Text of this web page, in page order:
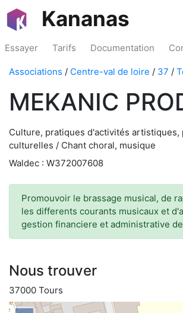
Kananas
Essayer Tarifs Documentation
Associations / Centre-val de loire / 37 /
MEKANIC
Culture, pratiques d'activités artistiques,
culturelles / Chant choral, musique
Waldec : W372007608
Promouvoir le brassage musical, de
les differents courants musicaux et
gestion financiere et administrative
Nous trouver
37000 Tours